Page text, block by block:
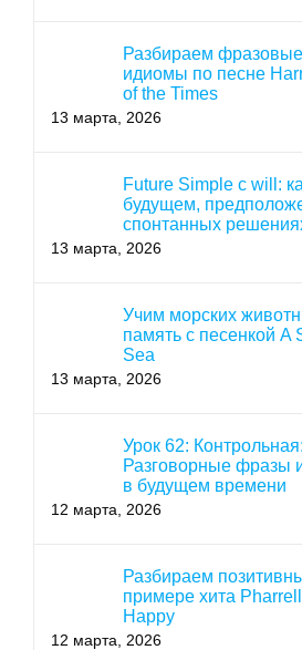
Разбираем
идиомы по песне
of the Times
13 марта, 2026
Future Simple с will:
будущем,
спонтанных
13 марта, 2026
Учим морских
память с песенкой A
Sea
13 марта, 2026
Урок 62:
Разговорные фразы
в будущем времени
12 марта, 2026
Разбираем
примере хита
Happy
12 марта, 2026